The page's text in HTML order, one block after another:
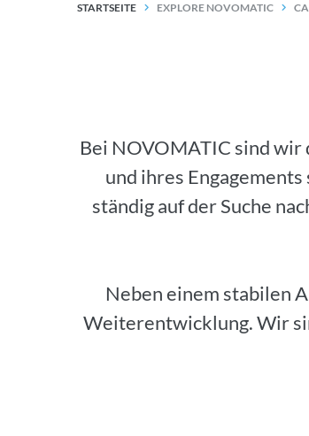
STARTSEITE EXPLORE NOVOMATIC
Bei NOVOMATIC sind
und ihres
ständig auf der Suche
Neben einem stabilen
Weiterentwicklung. Wir